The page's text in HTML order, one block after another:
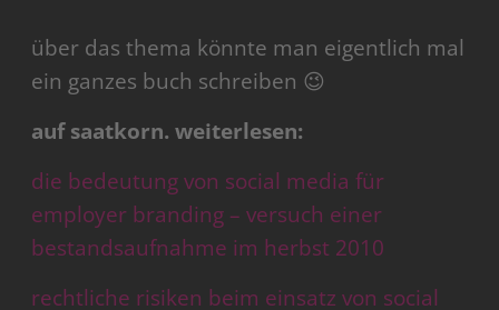
über das thema könnte man eigentlich mal
ein ganzes buch schreiben 😉
auf saatkorn. weiterlesen:
die bedeutung von social media für
employer branding – versuch einer
bestandsaufnahme im herbst 2010
rechtliche risiken beim einsatz von social